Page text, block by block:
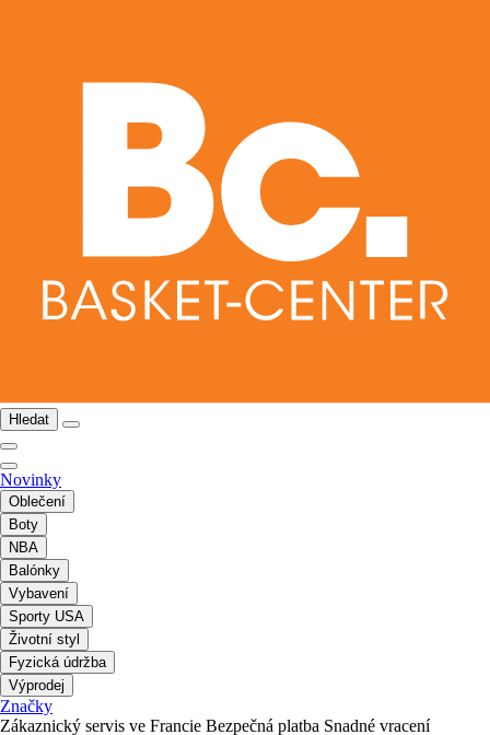
Hledat
Novinky
Oblečení
Boty
NBA
Balónky
Vybavení
Sporty USA
Životní styl
Fyzická údržba
Výprodej
Značky
Zákaznický servis ve Francie Bezpečná platba Snadné vracení